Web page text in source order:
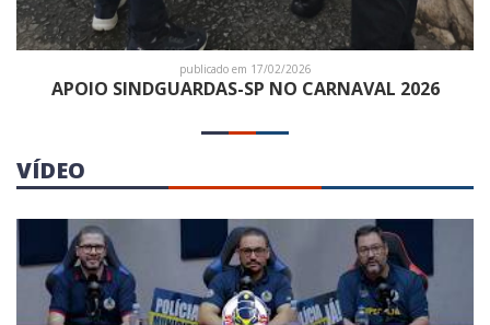
publicado em 17/02/2026
APOIO SINDGUARDAS-SP NO CARNAVAL 2026
VÍDEO